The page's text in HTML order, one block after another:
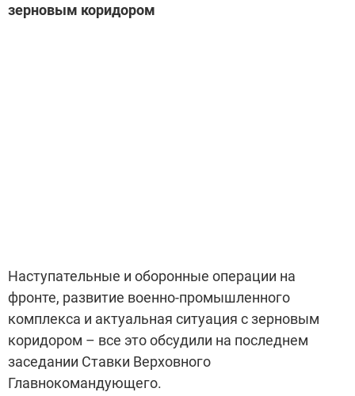
зерновым коридором
Наступательные и оборонные операции на
фронте, развитие военно-промышленного
комплекса и актуальная ситуация с зерновым
коридором – все это обсудили на последнем
заседании Ставки Верховного
Главнокомандующего.